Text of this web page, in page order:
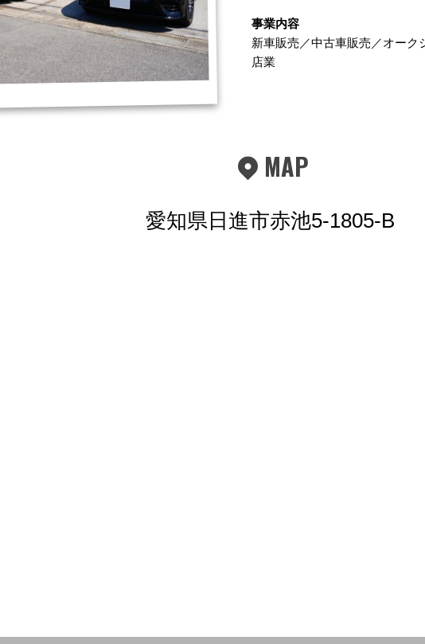
事業内容
新車販売／中古車販売／オーク
店業
MAP
愛知県日進市赤池5-1805-B